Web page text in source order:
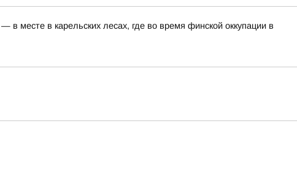
месте в карельских лесах, где во время финской оккупации в